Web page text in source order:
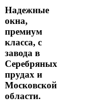
Надежные
окна,
премиум
класса, с
завода в
Серебряных
прудах и
Московской
области.